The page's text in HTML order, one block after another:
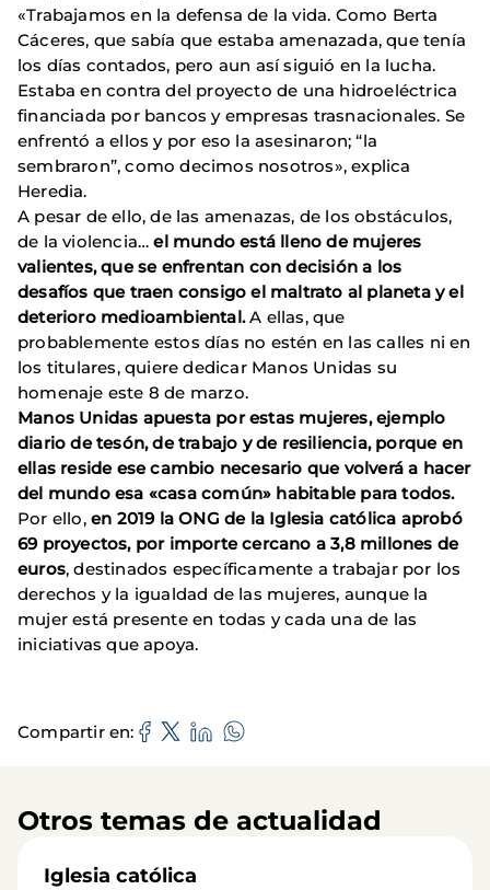
«Trabajamos en la defensa de la vida. Como Berta
Cáceres, que sabía que estaba amenazada, que tenía
los días contados, pero aun así siguió en la lucha.
Estaba en contra del proyecto de una hidroeléctrica
financiada por bancos y empresas trasnacionales. Se
enfrentó a ellos y por eso la asesinaron; “la
sembraron”, como decimos nosotros», explica
Heredia.
A pesar de ello, de las amenazas, de los obstáculos,
de la violencia…el mundo está lleno de mujeres
valientes, que se enfrentan con decisión a los
desafíos que traen consigo el maltrato al planeta y el
deterioro medioambiental.A ellas, que
probablemente estos días no estén en las calles ni en
los titulares, quiere dedicar Manos Unidas su
homenaje este 8 de marzo.
Manos Unidas apuesta por estas mujeres, ejemplo
diario de tesón, de trabajo y de resiliencia, porque en
ellas reside ese cambio necesario que volverá a hacer
del mundo esa «casa común» habitable para todos.
Por ello, en 2019 la ONG de la Iglesia católica aprobó
69 proyectos, por importe cercano a 3,8 millones de
euros, destinados específicamente a trabajar por los
derechos y la igualdad de las mujeres, aunque la
mujer está presente en todas y cada una de las
iniciativas que apoya.
Compartir en
Otros temas de actualidad
Iglesia católica